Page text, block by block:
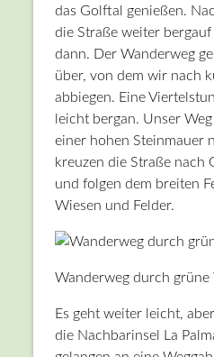
das Golftal genießen.
die Straße weiter
dann. Der Wanderweg
über, von dem wir nach
abbiegen. Eine
leicht bergan. Unser
einer hohen Steinmauer
kreuzen die Straße nach
und folgen dem breiten
Wiesen und Felder.
Wanderweg durch grüne
Es geht weiter leicht,
die Nachbarinsel La